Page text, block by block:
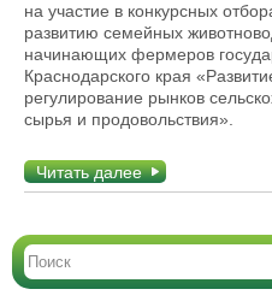
на участие в конкурсных
развитию семейных
начинающих фермеров
Краснодарского края
регулирование рынков
сырья и продовольствия».
Читать далее